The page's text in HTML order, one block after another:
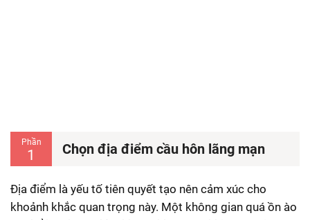
Phần
1 Chọn địa điểm cầu hôn lãng mạn
Địa điểm là yếu tố tiên quyết tạo nên cảm xúc cho
khoảnh khắc quan trọng này. Một không gian quá ồn ào